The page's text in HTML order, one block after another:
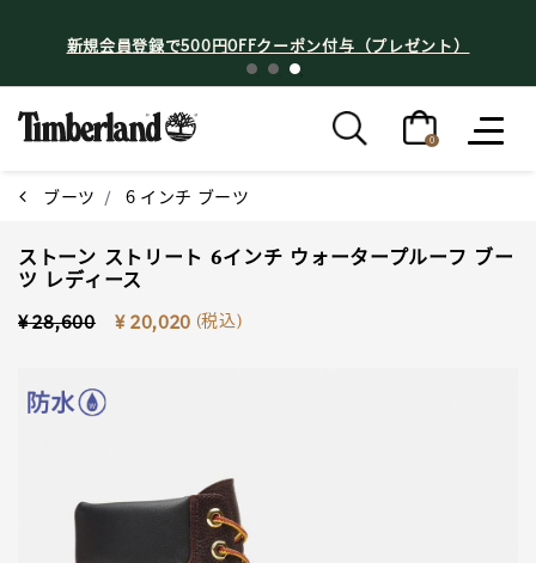
新規会員登録で500円OFFクーポン付与（プレゼント）
0
ブーツ 6 インチ ブーツ
ストーン ストリート 6インチ ウォータープルーフ ブー
ツ レディース
Price reduced from
¥ 28,600to ¥ 20,020 (税込)